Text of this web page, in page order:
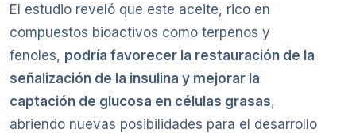
El estudio reveló que este aceite, rico en
compuestos bioactivos como terpenos y
fenoles, podría favorecer la restauración de la
señalización de la insulina y mejorar la
captación de glucosa en células grasas,
abriendo nuevas posibilidades para el desarrollo